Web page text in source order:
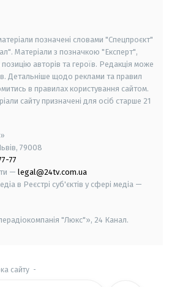
позначені словами "Спецпроєкт"
Матеріали з позначкою "Експерт",
авторів та героїв. Редакція може
Детальніше щодо реклами та правил
в правилах користування сайтом.
сайту призначені для осіб старше 21
79008
77
— legal@24tv.com.ua
в Реєстрі суб'єктів у сфері медіа —
"Люкс"», 24 Канал.
сайту-